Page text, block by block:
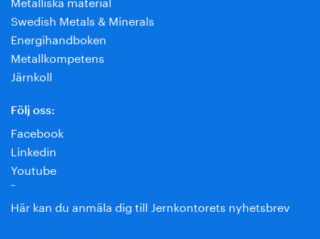
Swedish Metals & Minerals
Energihandboken
Metallkompetens
Järnkoll
Följ oss:
Facebook
Linkedin
Youtube
¨
Här kan du anmäla dig till Jernkontorets nyhetsbrev